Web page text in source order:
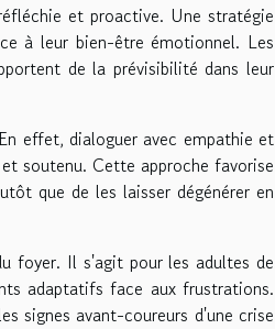
et proactive. Une stratégie
à leur bien-être émotionnel. Les
de la prévisibilité dans leur
effet, dialoguer avec empathie et
soutenu. Cette approche favorise
que de les laisser dégénérer en
foyer. Il s'agit pour les adultes de
adaptatifs face aux frustrations.
signes avant-coureurs d'une crise